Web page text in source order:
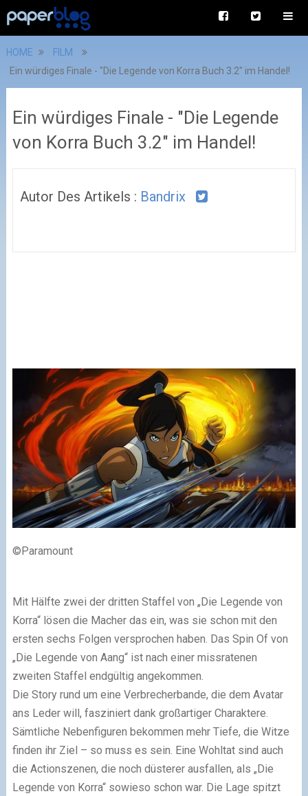
HOME
FILM
Ein würdiges Finale - "Die Legende von Korra Buch 3.2" im Handel!
Ein würdiges Finale - "Die Legende
von Korra Buch 3.2" im Handel!
Autor Des Artikels : Bandrix
©Paramount
Mit Hälfte zwei der dritten Staffel von „Die Legende von
Korra“ lösen die Macher das ein, was sie schon mit den
ersten sechs Folgen versprochen haben. Das Spin Of von
„Die Legende von Aang“ ist nach einer missratenen
zweiten Staffel endgültig angekommen.
Die Story rund um eine Verbrecherbande, die dem Avatar
ans Leder will, fasziniert dank großartiger Charaktere.
Sämtliche Nebenfiguren bekommen mehr Tiefe, die Witze
finden ihr Ziel – so muss es sein. Eine Wohltat sind auch
die Actionszenen, die noch düsterer ausfallen, als „Die
Legende von Korra“ sowieso schon war. Die Lage spitzt